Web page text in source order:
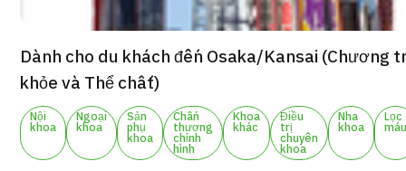
Giới thiệu
Bệnh nhân QT
Về Japan Medical
Dành cho du khách đến Osaka/Kansai (Chương
khỏe và Thể chất)
Nội
khoa
Ngoại
khoa
Sản
phụ
khoa
Chấn
thương
chỉnh
hình
Khoa
khác
Điều
trị
chuyên
khoa
Nha
khoa
Lọc